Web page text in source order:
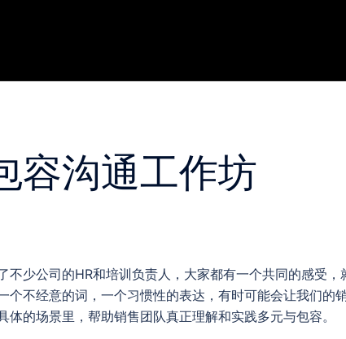
容沟通工作坊
不少公司的HR和培训负责人，大家都有一个共同的感受
个不经意的词，一个习惯性的表达，有时可能会让我们的
的场景里，帮助销售团队真正理解和实践多元与包容。